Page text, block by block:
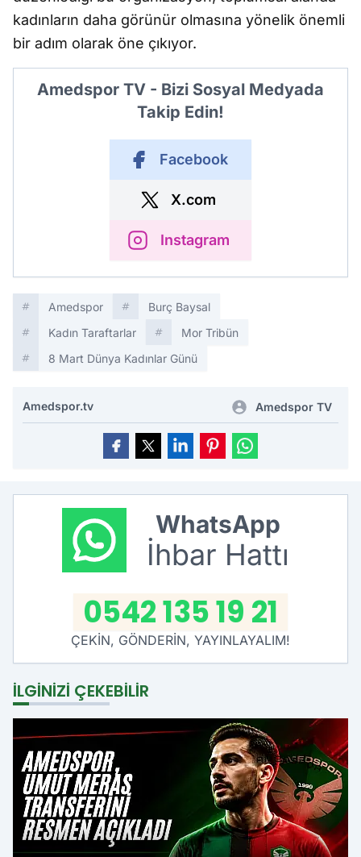
kadınların daha görünür olmasına yönelik önemli
bir adım olarak öne çıkıyor.
Amedspor TV - Bizi Sosyal Medyada
Takip Edin!
Facebook
X.com
Instagram
Amedspor
Burç Baysal
Kadın Taraftarlar
Mor Tribün
8 Mart Dünya Kadınlar Günü
Amedspor.tv Amedspor TV
WhatsApp
İhbar Hattı
0542 135 19 21
ÇEKİN, GÖNDERİN, YAYINLAYALIM!
İLGINIZI ÇEKEBILIR